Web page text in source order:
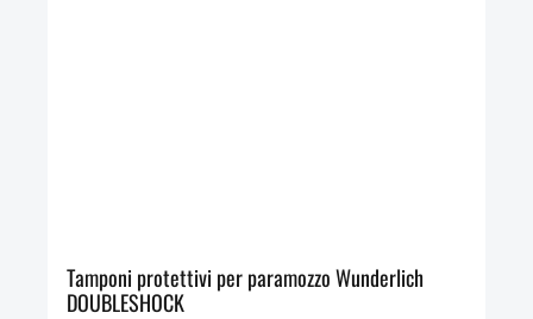
Tamponi protettivi per paramozzo Wunderlich
DOUBLESHOCK